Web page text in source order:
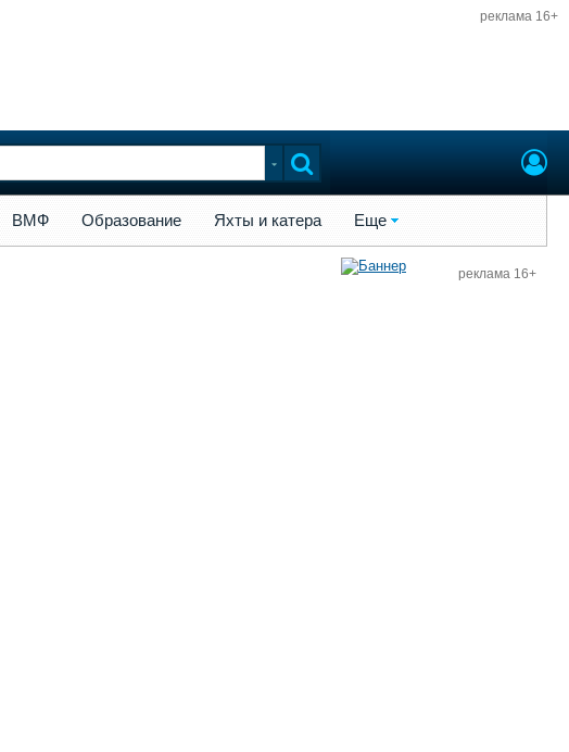
реклама 16+
ВМФ Образование Яхты и катера Еще
реклама 16+